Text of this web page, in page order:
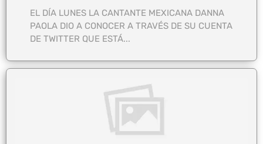
EL DÍA LUNES LA CANTANTE MEXICANA DANNA
PAOLA DIO A CONOCER A TRAVÉS DE SU CUENTA
DE TWITTER QUE ESTÁ...